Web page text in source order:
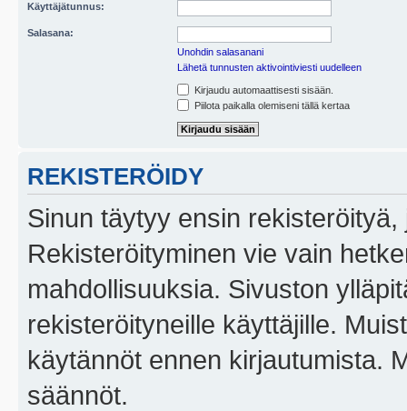
Käyttäjätunnus:
Salasana:
Unohdin salasanani
Lähetä tunnusten aktivointiviesti uudelleen
Kirjaudu automaattisesti sisään.
Piilota paikalla olemiseni tällä kertaa
REKISTERÖIDY
Sinun täytyy ensin
Rekisteröityminen vie vain
mahdollisuuksia. Sivuston
rekisteröityneille käyttäjille.
käytännöt ennen kirjautumista.
säännöt.